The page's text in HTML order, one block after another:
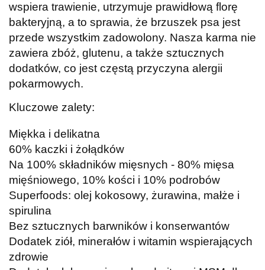
wspiera trawienie, utrzymuje prawidłową florę
bakteryjną, a to sprawia, że brzuszek psa jest
przede wszystkim zadowolony. Nasza karma nie
zawiera zbóż, glutenu, a także sztucznych
dodatków, co jest częstą przyczyna alergii
pokarmowych.
Kluczowe zalety:
Miękka i delikatna
60% kaczki i żołądków
Na 100% składników mięsnych - 80% mięsa
mięśniowego, 10% kości i 10% podrobów
Superfoods: olej kokosowy, żurawina, małże i
spirulina
Bez sztucznych barwników i konserwantów
Dodatek ziół, minerałów i witamin wspierających
zdrowie